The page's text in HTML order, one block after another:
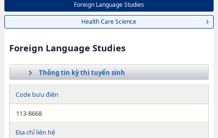
Foreign Language Studies
Health Care Science
Foreign Language Studies
Thông tin kỳ thi tuyển sinh
Code bưu điện
113-8668
Địa chỉ liên hệ